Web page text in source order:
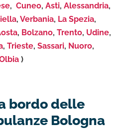
, Cuneo, Asti, Alessandria,
, Verbania, La Spezia,
, Bolzano, Trento, Udine,
, Trieste, Sassari, Nuoro,
)
bordo delle
Bologna